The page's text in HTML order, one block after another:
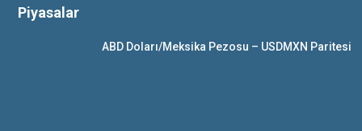
Piyasalar
ABD Doları/Meksika Pezosu – USDMXN Paritesi